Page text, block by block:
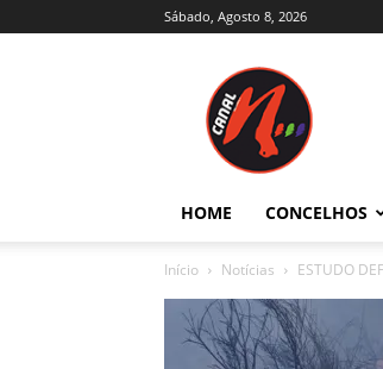
Sábado, Agosto 8, 2026
e
HOME CONCELHOS
Início Notícias ESTUDO